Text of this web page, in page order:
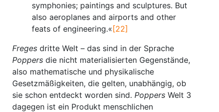
symphonies; paintings and sculptures. But
also aeroplanes and airports and other
feats of engineering.« [22]
Freges dritte Welt – das sind in der Sprache
Poppers die nicht materialisierten Gegenstände,
also mathematische und physikalische
Gesetzmäßigkeiten, die gelten, unabhängig, ob
sie schon entdeckt worden sind. Poppers Welt 3
dagegen ist ein Produkt menschlichen